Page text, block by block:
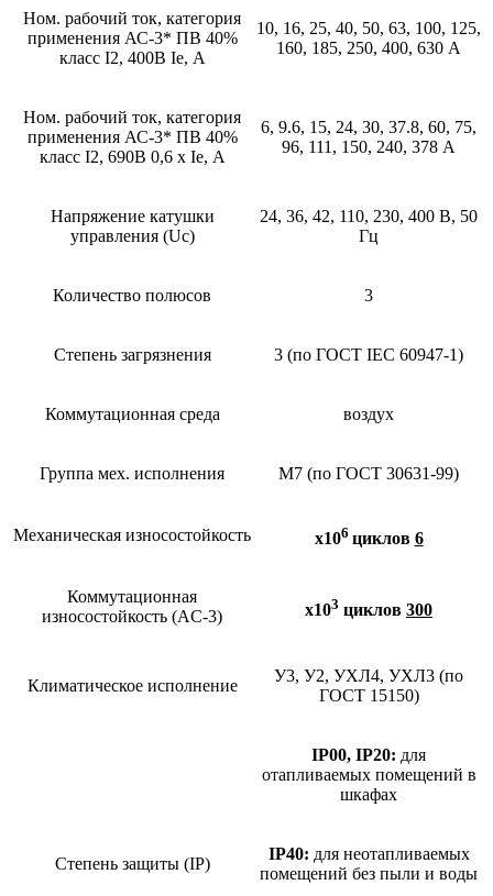
Ном. рабочий ток, категория
применения АС-3* ПВ 40%
класс I2, 400В Ie, А
10, 16, 25, 40, 50, 63, 100, 125,
160, 185, 250, 400, 630 А
Ном. рабочий ток, категория
применения АС-3* ПВ 40%
класс I2, 690В 0,6 х Ie, А
6, 9.6, 15, 24, 30, 37.8, 60, 75,
96, 111, 150, 240, 378 А
Напряжение катушки
управления (Uc)
24, 36, 42, 110, 230, 400 В, 50
Гц
Количество полюсов 3
Степень загрязнения 3 (по ГОСТ IEC 60947-1)
Коммутационная среда воздух
Группа мех. исполнения М7 (по ГОСТ 30631-99)
Механическая износостойкость х106 циклов 6
Коммутационная
износостойкость (AC-3)
х103 циклов 300
Климатическое исполнение
У3, У2, УХЛ4, УХЛ3 (по
ГОСТ 15150)
Степень защиты (IP)
IP00, IP20: для
отапливаемых помещений в
шкафах
IP40: для неотапливаемых
помещений без пыли и воды